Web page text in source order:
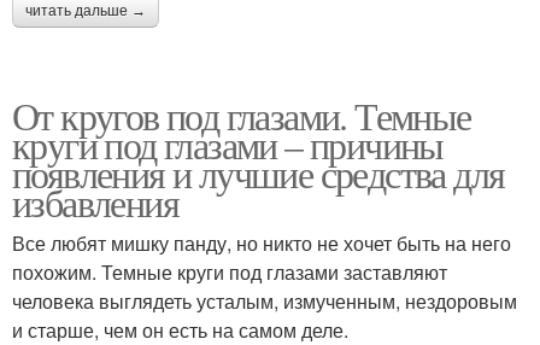
читать дальше →
От кругов под глазами. Темные
круги под глазами – причины
появления и лучшие средства для
избавления
Все любят мишку панду, но никто не хочет быть на него
похожим. Темные круги под глазами заставляют
человека выглядеть усталым, измученным, нездоровым
и старше, чем он есть на самом деле.